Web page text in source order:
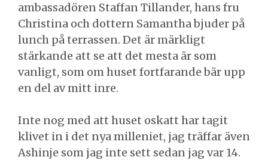
ambassadören Staffan Tillander, hans fru
Christina och dottern Samantha bjuder på
lunch på terrassen. Det är märkligt
stärkande att se att det mesta är som
vanligt, som om huset fortfarande bär upp
en del av mitt inre.
Inte nog med att huset oskatt har tagit
klivet in i det nya milleniet, jag träffar även
Ashinje som jag inte sett sedan jag var 14.